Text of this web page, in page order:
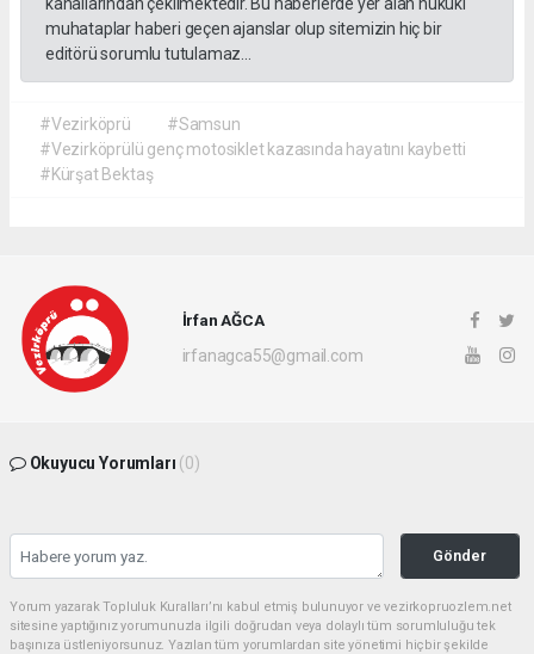
muhataplar haberi geçen ajanslar olup sitemizin hiç bir
editörü sorumlu tutulamaz...
#Vezirköprü
#Samsun
#Vezirköprülü genç motosiklet kazasında hayatını kaybetti
#Kürşat Bektaş
İrfan AĞCA
irfanagca55@gmail.com
Okuyucu Yorumları (0)
Gönder
Yorum yazarak Topluluk Kuralları’nı kabul etmiş bulunuyor ve vezirkopruozlem.net
sitesine yaptığınız yorumunuzla ilgili doğrudan veya dolaylı tüm sorumluluğu tek
başınıza üstleniyorsunuz. Yazılan tüm yorumlardan site yönetimi hiçbir şekilde